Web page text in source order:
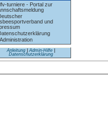
turniere - Portal zur
und
Anleitung| Admin-Hilfe|
Datenschutzerklärung